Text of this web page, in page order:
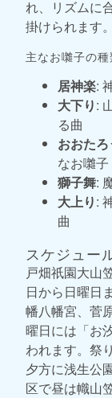
れ、リズムに
掛けられます。
主なお囃子の種
居神楽:
大下り:
る曲
おおた
なお囃子
獅子舞:
大上り:
曲
スケジュー
戸畑祇園大山
日から日曜日
幡八幡宮、菅
曜日には「お
われます。祭
夕方に浅生公
区で昼は幟山